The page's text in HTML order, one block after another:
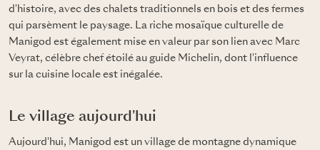
d'histoire, avec des chalets traditionnels en bois et des fermes
qui parsèment le paysage. La riche mosaïque culturelle de
Manigod est également mise en valeur par son lien avec Marc
Veyrat, célèbre chef étoilé au guide Michelin, dont l'influence
sur la cuisine locale est inégalée.
Le village aujourd'hui
Aujourd'hui, Manigod est un village de montagne dynamique